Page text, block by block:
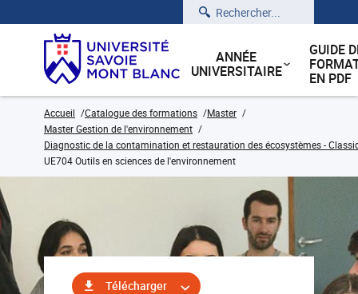
Rechercher
ANNÉE
UNIVERSITAIRE
GUIDE
EN PDF
Accueil Catalogue des formations
Master
Master Gestion de l'environnement
Diagnostic de la contamination et restauration des écosystèmes -
UE704 Outils en sciences de l'environnement
Télécharger